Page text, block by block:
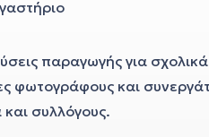
παραγωγής για σχολικά
φωτογράφους και
συλλόγους.